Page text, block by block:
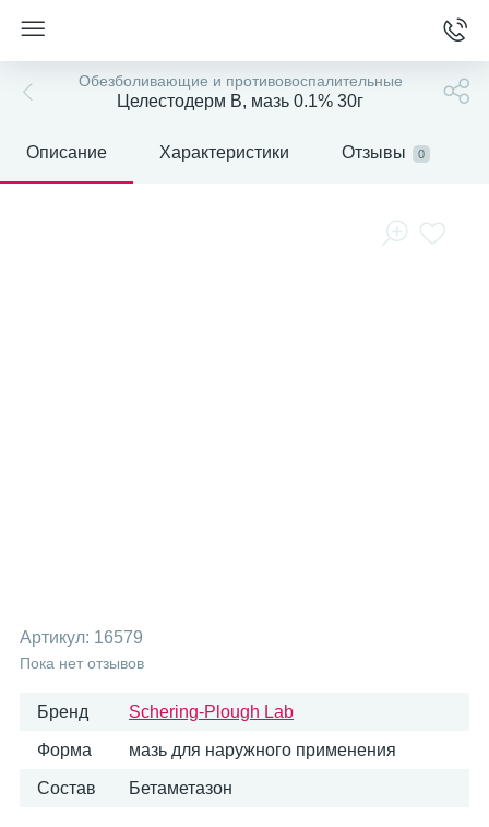
Обезболивающие и противовоспалительные
Целестодерм В, мазь 0.1% 30г
Описание Характеристики Отзывы 0
Артикул: 16579
Пока нет отзывов
Бренд Schering-Plough Lab
Форма мазь для наружного применения
Состав Бетаметазон